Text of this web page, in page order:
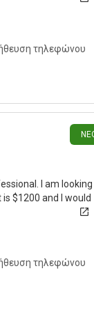
τηλεφώνου
I am looking
$1200 and I would
τηλεφώνου